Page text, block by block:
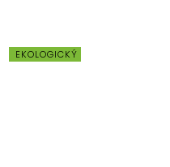
EKOLOGICKÝ